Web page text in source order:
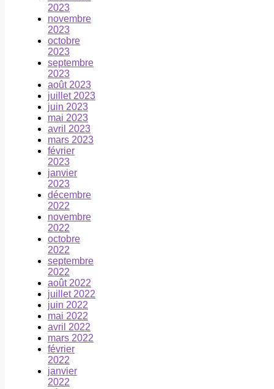
2023
novembre
2023
octobre
2023
septembre
2023
août 2023
juillet 2023
juin 2023
mai 2023
avril 2023
mars 2023
février
2023
janvier
2023
décembre
2022
novembre
2022
octobre
2022
septembre
2022
août 2022
juillet 2022
juin 2022
mai 2022
avril 2022
mars 2022
février
2022
janvier
2022